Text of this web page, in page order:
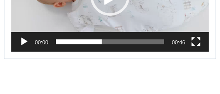
c
v
00:00 00:46